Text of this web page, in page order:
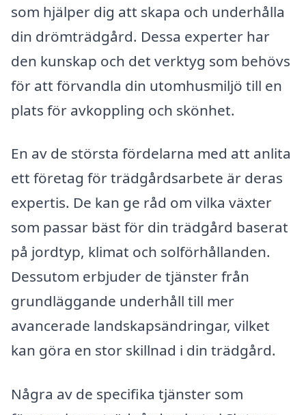
som hjälper dig att skapa och underhålla
din drömträdgård. Dessa experter har
den kunskap och det verktyg som behövs
för att förvandla din utomhusmiljö till en
plats för avkoppling och skönhet.
En av de största fördelarna med att anlita
ett företag för trädgårdsarbete är deras
expertis. De kan ge råd om vilka växter
som passar bäst för din trädgård baserat
på jordtyp, klimat och solförhållanden.
Dessutom erbjuder de tjänster från
grundläggande underhåll till mer
avancerade landskapsändringar, vilket
kan göra en stor skillnad i din trädgård.
Några av de specifika tjänster som